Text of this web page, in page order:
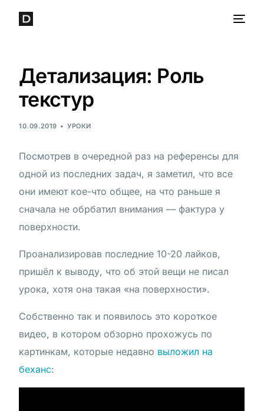
Детализация: Роль
текстур
10.09.2019 УРОКИ
Посмотрев в очередной раз на референсы для
одной из последних задач, я заметил, что все
они имеют кое-что общее, на что раньше я
сначала не обрбатил внимания — фактура у
поверхности.
Проанализировав последние 10-20 лайков,
пришёл к выводу, что об этой вещи не писал
урока, хотя она такая «на поверхности».
Собственно так и появилось это короткое
видео, в котором обзорно прохожусь по
картинкам, которые недавно выложил на
беханс: